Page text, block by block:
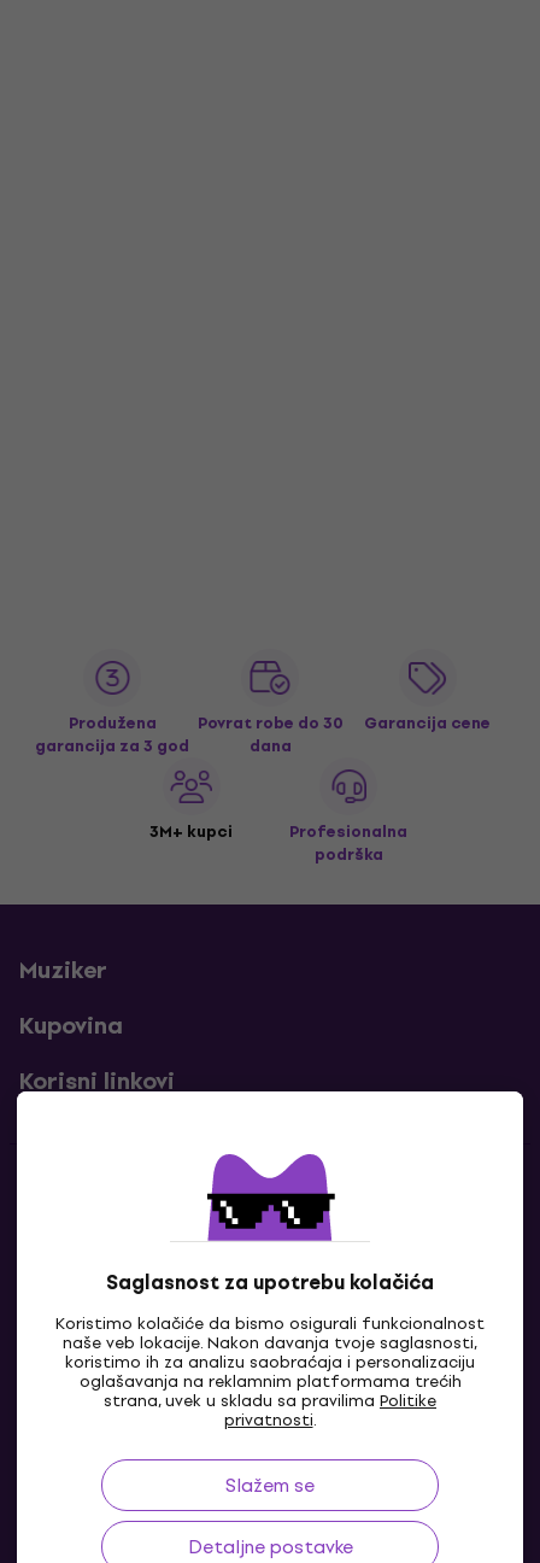
Saglasnost za upotrebu kolačića
Koristimo kolačiće da bismo osigurali funkcionalnost
naše veb lokacije. Nakon davanja tvoje saglasnosti,
koristimo ih za analizu saobraćaja i personalizaciju
oglašavanja na reklamnim platformama trećih
strana, uvek u skladu sa pravilima Politike
privatnosti.
Slažem se
Detaljne postavke
Produžena
garancija za 3 god
Povrat robe do 30
dana
Garancija cene
3M+ kupci
Profesionalna
podrška
Muziker
Kupovina
Korisni linkovi
Kontakti
Kontaktiraj nas
BA